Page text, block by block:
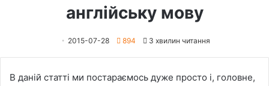
англійську мову
2015-07-28 894 3 хвилин читання
В даній статті ми постараємось дуже просто і, головне,